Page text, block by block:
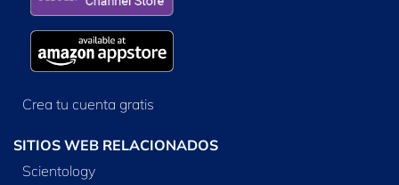
Crea tu cuenta gratis
SITIOS WEB RELACIONADOS
Scientology